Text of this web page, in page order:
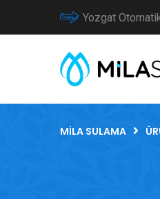
Yozgat
MILA SULAMA